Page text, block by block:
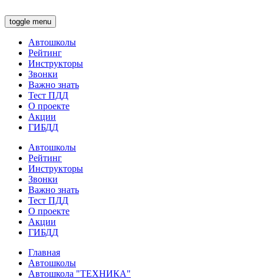
toggle menu
Автошколы
Рейтинг
Инструкторы
Звонки
Важно знать
Тест ПДД
О проекте
Акции
ГИБДД
Автошколы
Рейтинг
Инструкторы
Звонки
Важно знать
Тест ПДД
О проекте
Акции
ГИБДД
Главная
Автошколы
Автошкола "ТЕХНИКА"